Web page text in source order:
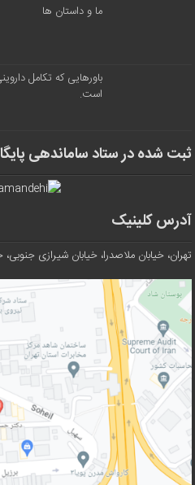
ما و داستان ها
باورهایی که تکامل
است.
ثبت شده در ستاد ساماندهی
آدرس کلینیک
تهران، خیابان ملاصدرا، خیابان شیرازی جنوبی،